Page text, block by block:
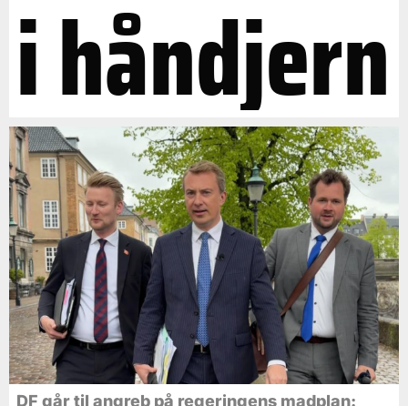
i håndjern
DF går til angreb på regeringens madplan: